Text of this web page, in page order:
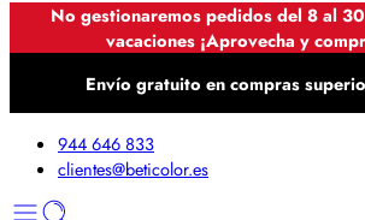
No gestionaremos pedidos del 8 al
vacaciones ¡Aprovecha y
Envío gratuito en compras
944 646 833
clientes@beticolor.es